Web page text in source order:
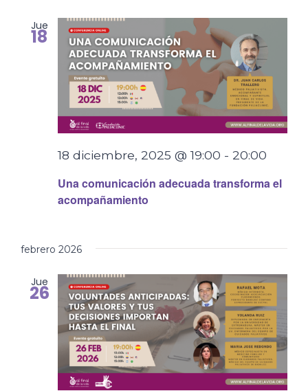
Jue
18
Una comunicación adecuada transforma el
acompañamiento
18 diciembre, 2025 @ 19:00 - 20:00
febrero 2026
Jue
26